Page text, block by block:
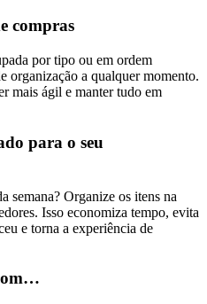
compras
por tipo ou em ordem
organização a qualquer momento.
mais ágil e manter tudo em
para o seu
semana? Organize os itens na
Isso economiza tempo, evita
e torna a experiência de